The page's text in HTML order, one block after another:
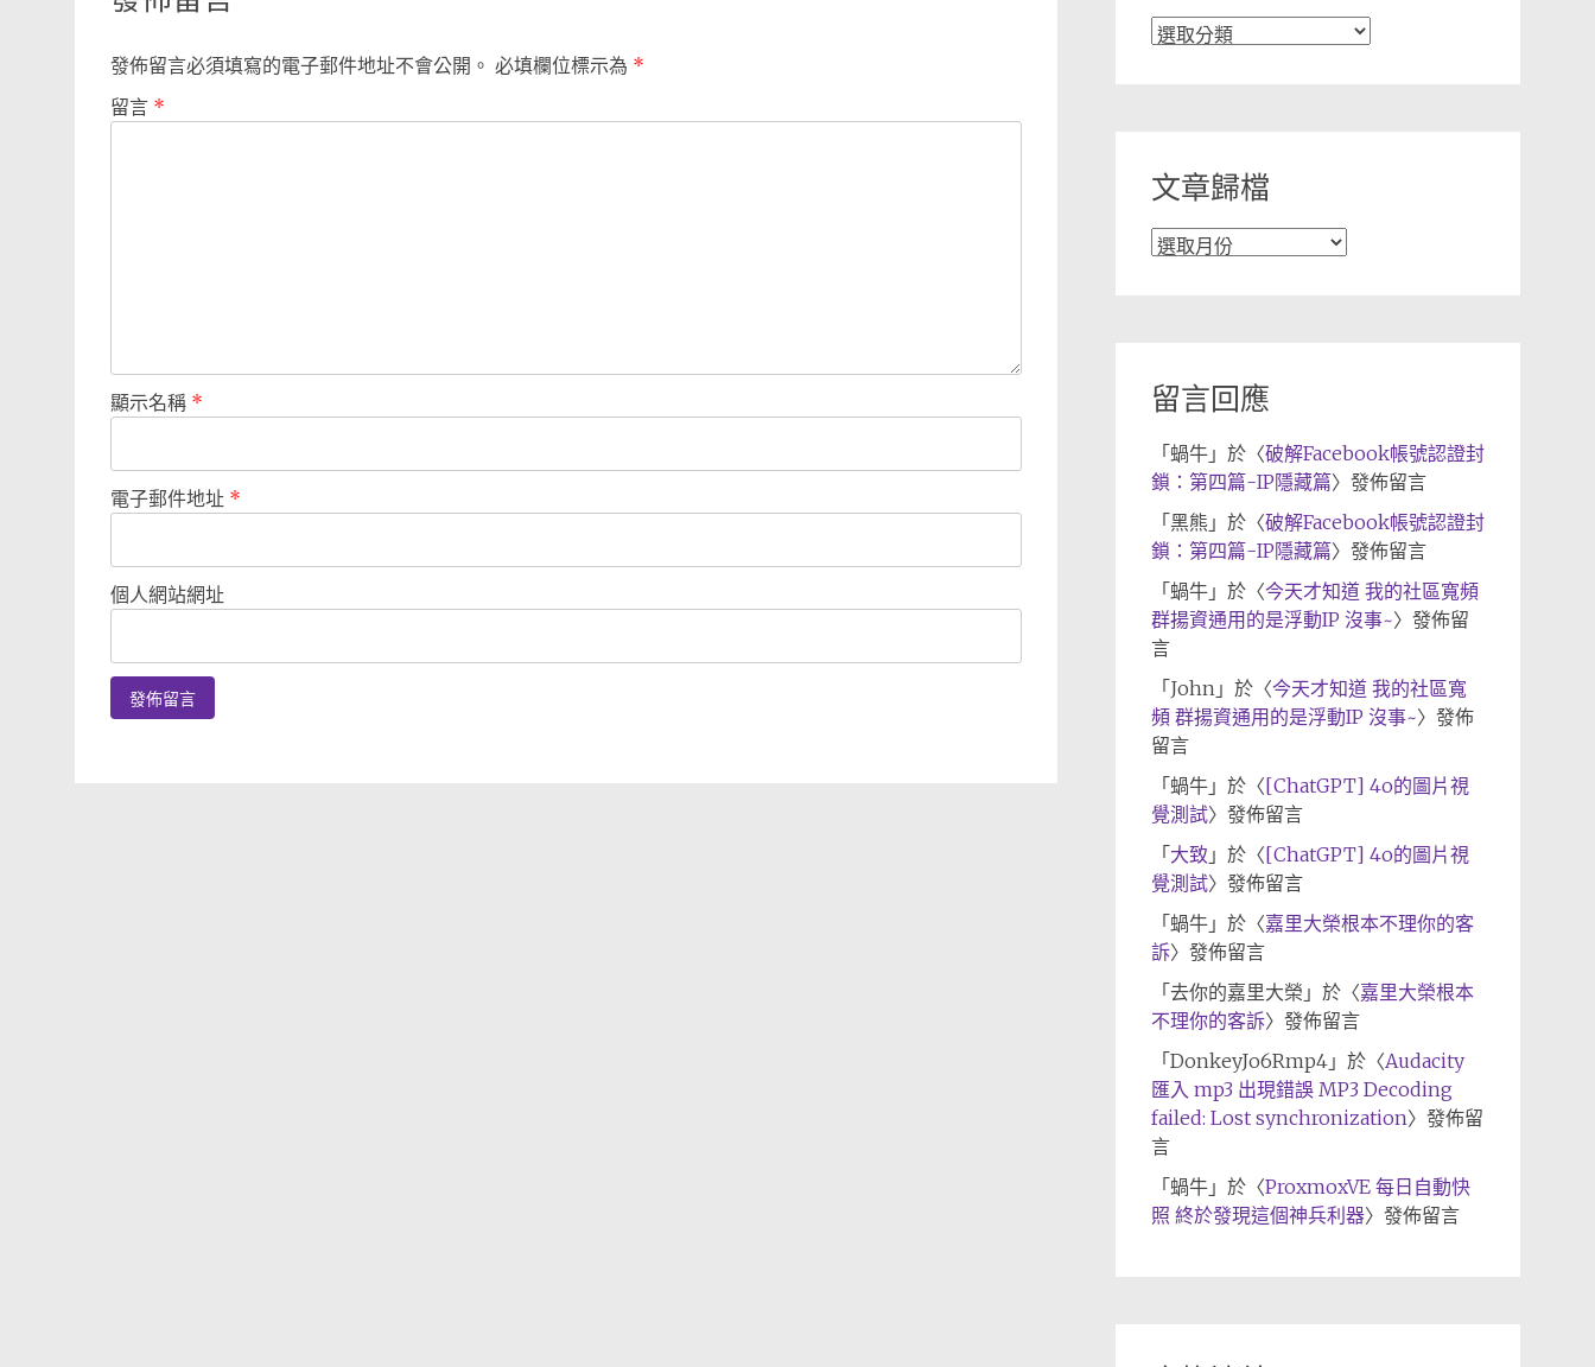
發佈留言必須填寫的電子郵件地址不會公開。 必填欄位標示為 *
留言 *
顯示名稱 *
電子郵件地址 *
個人網站網址
文
文章歸檔
文
留言回應
「 蝸牛」於〈破解Facebook帳號認證封
鎖：第四篇-IP隱藏篇〉發佈留言
「 黑熊 」於〈破解Facebook帳號認證封
鎖：第四篇-IP隱藏篇〉發佈留言
「 蝸牛」於〈今天才知道 我的社區寬頻
群揚資通用的是浮動IP 沒事~〉發佈留
言
「 John」於〈今天才知道 我的社區寬
頻 群揚資通用的是浮動IP 沒事~〉發佈
留言
「 蝸牛」於〈[ChatGPT] 4o的圖片視
覺測試〉發佈留言
「 大致 」於〈[ChatGPT] 4o的圖片視
覺測試〉發佈留言
「 蝸牛」於〈嘉里大榮根本不理你的客
訴〉發佈留言
「 去你的嘉里大榮 」於〈嘉里大榮根本
不理你的客訴〉發佈留言
「 DonkeyJo6Rmp4」於〈Audacity
匯入 mp3 出現錯誤 MP3 Decoding
failed: Lost synchronization〉發佈留
言
「 蝸牛」於〈ProxmoxVE 每日自動快
照 終於發現這個神兵利器〉發佈留言